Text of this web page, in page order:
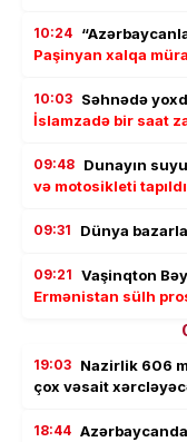
10:24
Paşinyan xalqa
10:03 Səhnədə
İslamzadə bir saat
09:48 Dunayın
və motosikleti tapıldı
09:31 Dünya
09:21 Vaşinqton
Ermənistan sülh
19:03 Nazirlik 606
çox vəsait
18:44